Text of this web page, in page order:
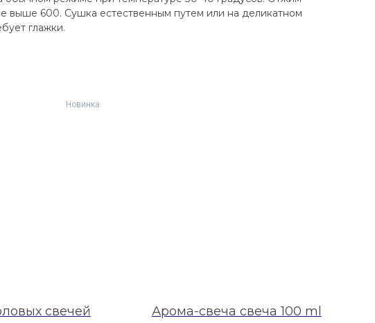
выше 600. Сушка естественным путем или на деликатном
глажки.
Новинка
свечей
Арома-свеча свеча 100 ml